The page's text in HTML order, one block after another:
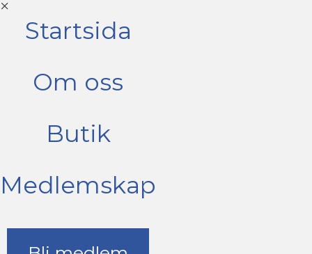
Startsida
Om oss
Butik
Medlemskap